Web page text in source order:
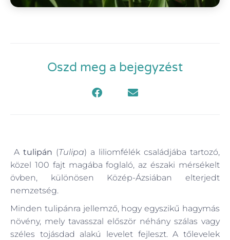
Oszd meg a bejegyzést
A tulipán (Tulipa) a liliomfélék családjába tartozó,
közel 100 fajt magába foglaló, az északi mérsékelt
övben, különösen Közép-Ázsiában elterjedt
nemzetség.
Minden tulipánra jellemző, hogy egyszikű hagymás
növény, mely tavasszal először néhány szálas vagy
széles tojásdad alakú levelet fejleszt. A tőlevelek